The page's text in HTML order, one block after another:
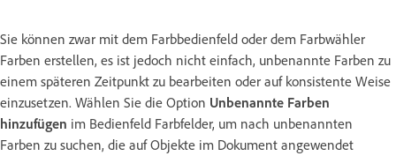
Sie können zwar mit dem Farbbedienfeld oder dem Farbwähler
Farben erstellen, es ist jedoch nicht einfach, unbenannte Farben zu
einem späteren Zeitpunkt zu bearbeiten oder auf konsistente Weise
einzusetzen. Wählen Sie die Option Unbenannte Farben
hinzufügen im Bedienfeld Farbfelder, um nach unbenannten
Farben zu suchen, die auf Objekte im Dokument angewendet